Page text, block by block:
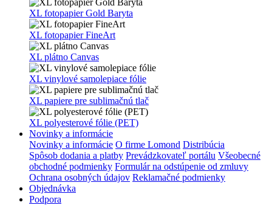
XL fotopapier Gold Baryta
XL fotopapier FineArt
XL plátno Canvas
XL vinylové samolepiace fólie
XL papiere pre sublimačnú tlač
XL polyesterové fólie (PET)
Novinky a informácie
Novinky a informácie O firme Lomond Distribúcia
Spôsob dodania a platby Prevádzkovateľ portálu Všeobecné
obchodné podmienky Formulár na odstúpenie od zmluvy
Ochrana osobných údajov Reklamačné podmienky
Objednávka
Podpora